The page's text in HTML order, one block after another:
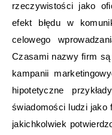
rzeczywistości jako
efekt błędu w
celowego
Czasami nazwy firm
kampanii
hipotetyczne
świadomości ludzi jako
jakichkolwiek